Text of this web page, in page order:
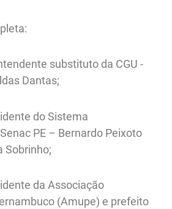
substituto da CGU -
Dantas;
do Sistema
PE – Bernardo Peixoto
Sobrinho;
da Associação
(Amupe) e prefeito